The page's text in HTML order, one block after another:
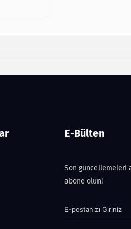
E-Bülten
Son güncellemeleri
abone olun!